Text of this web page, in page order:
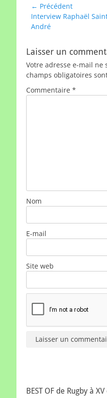
Navigation
de
l’article
← Précédent
Article
précédent :
Interview Raphaël
André
Laisser un
Votre adresse e-mail ne
champs obligatoires
Commentaire *
Nom
E-mail
Site web
BEST OF de Rugby à